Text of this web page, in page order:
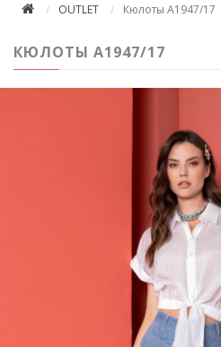
OUTLET Кюлоты A1947/17
КЮЛОТЫ A1947/17